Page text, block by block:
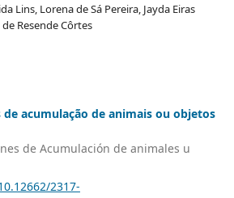
Lins, Lorena de Sá Pereira, Jayda Eiras
Resende Côrtes
acumulação de animais ou objetos
de Acumulación de animales u
2317-